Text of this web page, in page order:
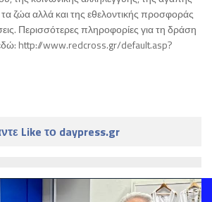
τα ζώα αλλά και της εθελοντικής προσφοράς
Περισσότερες πληροφορίες για τη δράση
http://www.redcross.gr/default.asp?
Like το daypress.gr